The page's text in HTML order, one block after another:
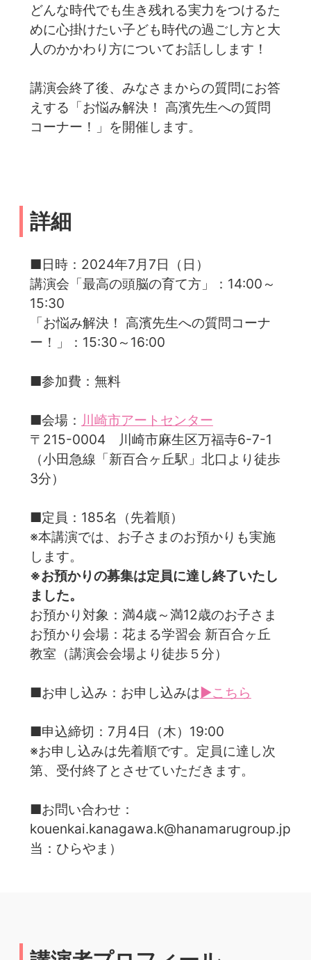
どんな時代でも生き残れる実力をつけるた
めに心掛けたい子ども時代の過ごし方と大
人のかかわり方についてお話しします！
講演会終了後、みなさまからの質問にお答
えする「お悩み解決！ 高濱先生への質問
コーナー！」を開催します。
詳細
■日時：2024年7月7日（日）
講演会「最高の頭脳の育て方」：14:00～
15:30
「お悩み解決！ 高濱先生への質問コーナ
ー！」：15:30～16:00
■参加費：無料
■会場： 川崎市アートセンター
〒215-0004 川崎市麻生区万福寺6-7-1
（小田急線「新百合ヶ丘駅」北口より徒歩
3分）
■定員：185名（先着順）
※本講演では、お子さまのお預かりも実施
します。
※お預かりの募集は定員に達し終了いたし
ました。
お預かり対象：満4歳～満12歳のお子さま
お預かり会場：花まる学習会 新百合ヶ丘
教室（講演会会場より徒歩５分）
■お申し込み：お申し込みは▶こちら
■申込締切：7月4日（木）19:00
※お申し込みは先着順です。定員に達し次
第、受付終了とさせていただきます。
■お問い合わせ：
kouenkai.kanagawa.k@hanamarugroup.jp（
当：ひらやま）